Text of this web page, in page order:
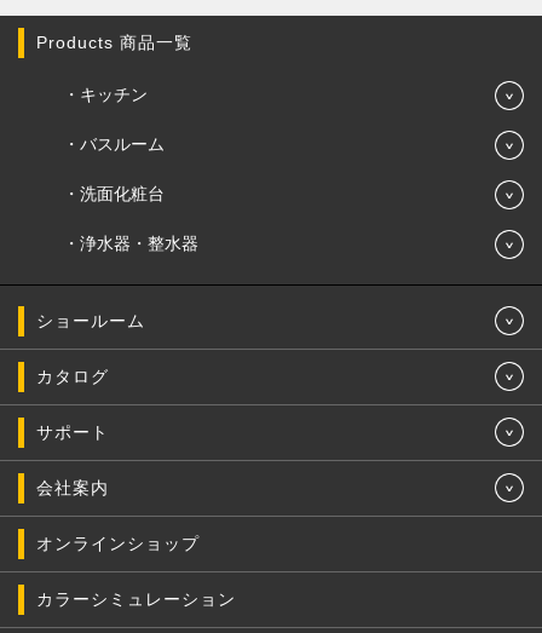
Products 商品一覧
キッチン
バスルーム
洗面化粧台
浄水器・整水器
ショールーム
カタログ
サポート
会社案内
オンラインショップ
カラーシミュレーション